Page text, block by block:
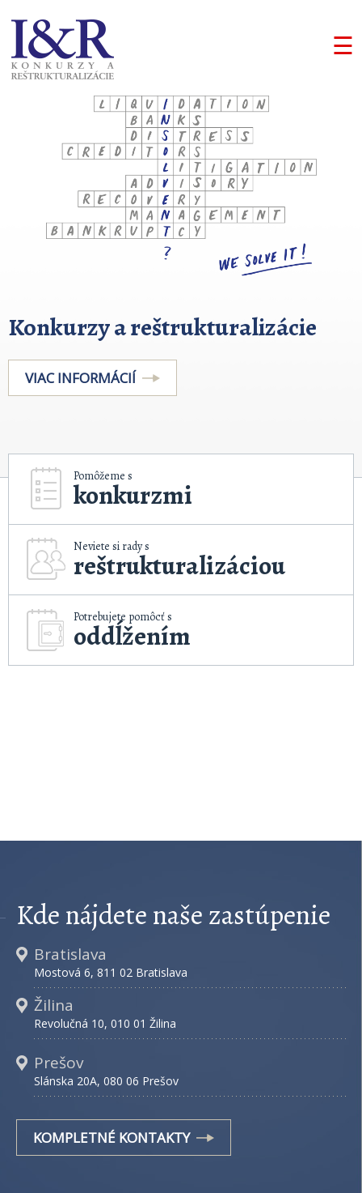
☰
Konkurzy a reštrukturalizácie
VIAC INFORMÁCIÍ
Pomôžeme s
konkurzmi
Neviete si rady s
reštrukturalizáciou
Potrebujete pomôcť s
oddĺžením
Kde nájdete naše zastúpenie
Bratislava
Mostová 6, 811 02 Bratislava
Žilina
Revolučná 10, 010 01 Žilina
Prešov
Slánska 20A, 080 06 Prešov
KOMPLETNÉ KONTAKTY